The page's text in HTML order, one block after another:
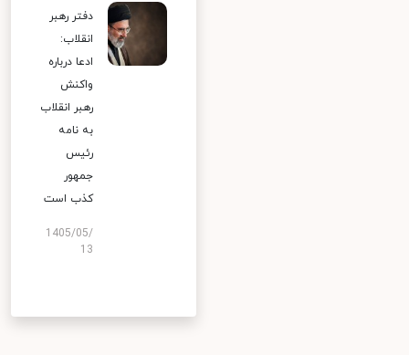
دفتر رهبر
انقلاب:
ادعا درباره
واکنش
رهبر انقلاب
به نامه
رئیس
جمهور
کذب است
1405/05/
13